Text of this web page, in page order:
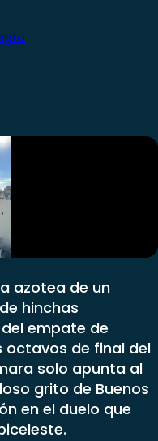
azotea de un
hinchas
empate de
octavos de final del
solo apunta al
grito de Buenos
en el duelo que